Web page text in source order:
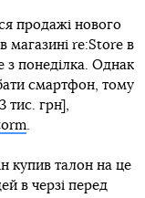
продажі нового
магазині re:Store в
з понеділка. Однак
смартфон, тому
тис. грн],
.
купив талон на це
в черзі перед